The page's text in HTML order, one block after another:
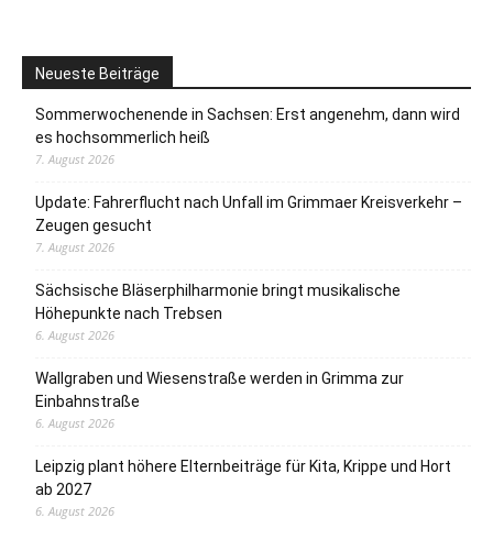
Neueste Beiträge
Sommerwochenende in Sachsen: Erst angenehm, dann wird
es hochsommerlich heiß
7. August 2026
Update: Fahrerflucht nach Unfall im Grimmaer Kreisverkehr –
Zeugen gesucht
7. August 2026
Sächsische Bläserphilharmonie bringt musikalische
Höhepunkte nach Trebsen
6. August 2026
Wallgraben und Wiesenstraße werden in Grimma zur
Einbahnstraße
6. August 2026
Leipzig plant höhere Elternbeiträge für Kita, Krippe und Hort
ab 2027
6. August 2026